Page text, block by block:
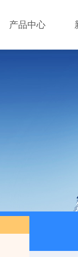
产品中心
电炉灰分测定仪